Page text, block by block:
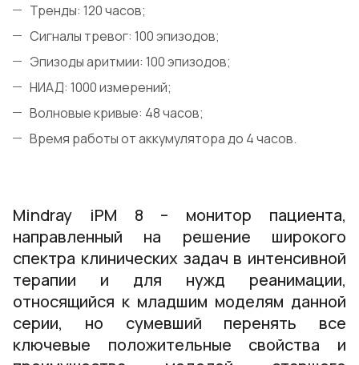
Тренды: 120 часов;
Сигналы тревог: 100 эпизодов;
Эпизоды аритмии: 100 эпизодов;
НИАД: 1000 измерений;
Волновые кривые: 48 часов;
Время работы от аккумулятора до 4 часов.
Mindray iPM 8 – монитор пациента,
направленный на решение широкого
спектра клинических задач в интенсивной
терапии и для нужд реанимации,
относящийся к младшим моделям данной
серии, но сумевший перенять все
ключевые положительные свойства и